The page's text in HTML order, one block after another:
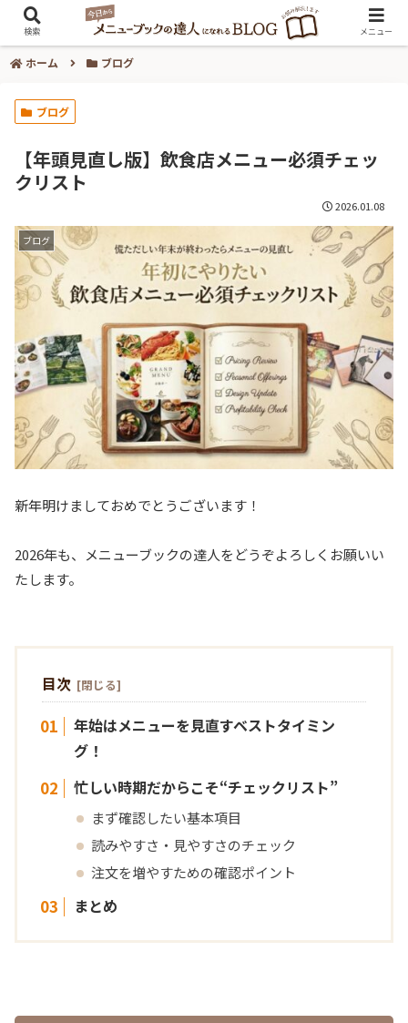
ホーム ブログ
ブログ
【年頭見直し版】飲食店メニュー必須チェッ
クリスト
2026.01.08
ブログ
新年明けましておめでとうございます！
2026年も、メニューブックの達人をどうぞよろしくお願いい
たします。
目次
年始はメニューを見直すベストタイミン
グ！
忙しい時期だからこそ“チェックリスト”
まず確認したい基本項目
読みやすさ・見やすさのチェック
注文を増やすための確認ポイント
まとめ
検索 メニュー